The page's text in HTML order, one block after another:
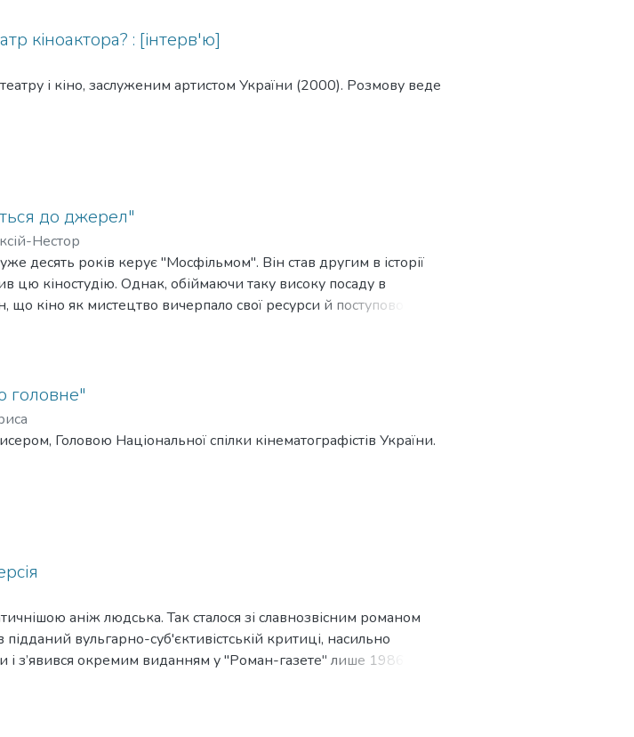
кіноактора? : [інтерв'ю]
і кіно, заслуженим артистом України (2000). Розмову веде
до джерел"
Нестор
десять років керує "Мосфільмом". Він став другим в історії
цю кіностудію. Однак, обіймаючи таку високу посаду в
що кіно як мистецтво вичерпало свої ресурси й поступово
Він відверто говорить про це та... продовжує знімати
головне"
Головою Національної спілки кінематографістів України.
аніж людська. Так сталося зі славнозвісним романом
вульгарно-суб'єктивістській критиці, насильно
і з’явився окремим виданням у "Роман-газете" лише 1986 року.
процесу Придніпров’я другої половини XX століття.
окраїна Дніпропетровська Ломівка.